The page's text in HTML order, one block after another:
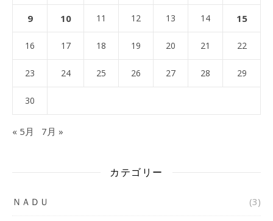
9 10 11 12 13 14 15
16 17 18 19 20 21 22
23 24 25 26 27 28 29
30
« 5月 7月 »
カテゴリー
ＮＡＤＵ (3)